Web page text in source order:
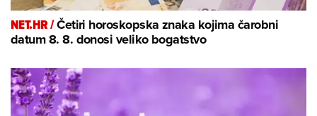
NET.HR /Četiri horoskopska znaka kojima čarobni
datum 8. 8. donosi veliko bogatstvo